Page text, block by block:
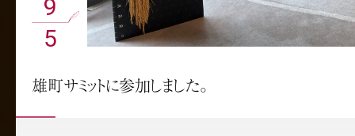
9
5
雄町サミットに参加しました。